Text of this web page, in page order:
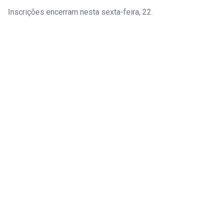
Inscrições encerram nesta sexta-feira, 22.